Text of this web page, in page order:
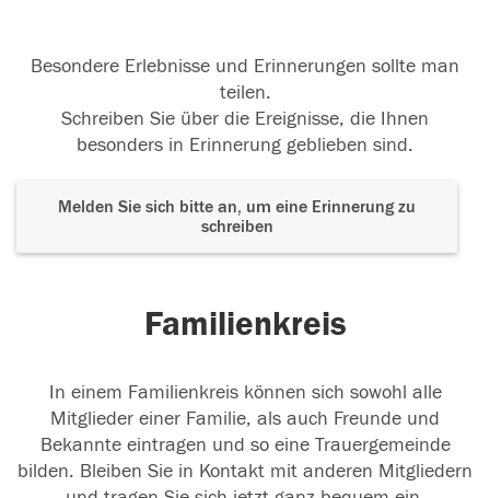
Besondere Erlebnisse und Erinnerungen sollte man
teilen.
Schreiben Sie über die Ereignisse, die Ihnen
besonders in Erinnerung geblieben sind.
Melden Sie sich bitte an, um eine Erinnerung zu
schreiben
Familienkreis
In einem Familienkreis können sich sowohl alle
Mitglieder einer Familie, als auch Freunde und
Bekannte eintragen und so eine Trauergemeinde
bilden. Bleiben Sie in Kontakt mit anderen Mitgliedern